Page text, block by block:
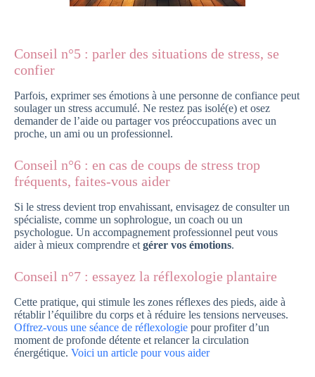
Conseil n°5 : parler des situations de stress, se
confier
Parfois, exprimer ses émotions à une personne de confiance peut
soulager un stress accumulé. Ne restez pas isolé(e) et osez
demander de l’aide ou partager vos préoccupations avec un
proche, un ami ou un professionnel.
Conseil n°6 : en cas de coups de stress trop
fréquents, faites-vous aider
Si le stress devient trop envahissant, envisagez de consulter un
spécialiste, comme un sophrologue, un coach ou un
psychologue. Un accompagnement professionnel peut vous
aider à mieux comprendre et gérer vos émotions.
Conseil n°7 : essayez la réflexologie plantaire
Cette pratique, qui stimule les zones réflexes des pieds, aide à
rétablir l’équilibre du corps et à réduire les tensions nerveuses.
Offrez-vous une séance de réflexologie pour profiter d’un
moment de profonde détente et relancer la circulation
énergétique. Voici un article pour vous aider